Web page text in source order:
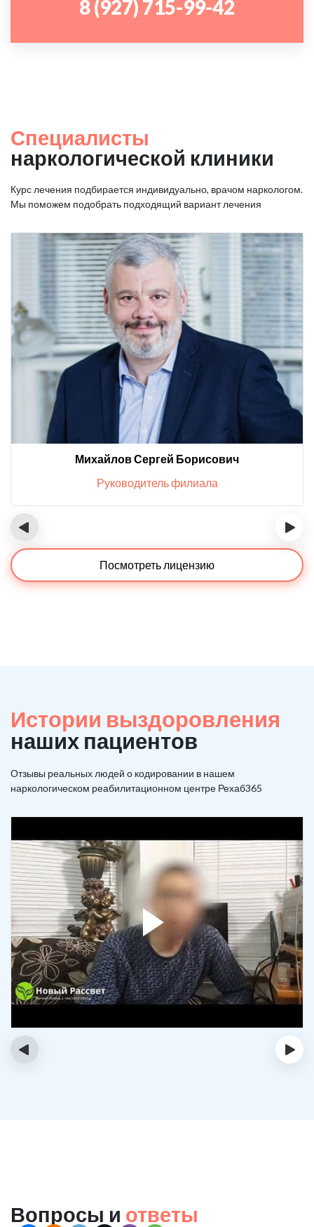
8 (927) 715-99-42
Специалисты
наркологической клиники
Курс лечения подбирается индивидуально, врачом наркологом.
Мы поможем подобрать подходящий вариант лечения
Михайлов Сергей Борисович
Руководитель филиала
‹ ›
Посмотреть лицензию
Истории выздоровления
наших пациентов
Отзывы реальных людей о кодировании в нашем
наркологическом реабилитационном центре Рехаб365
‹ ›
Вопросы и ответы